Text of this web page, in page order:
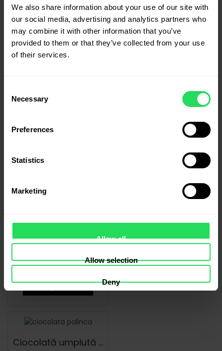
We also share information about your use of our site with
our social media, advertising and analytics partners who
may combine it with other information that you’ve
provided to them or that they’ve collected from your use
of their services.
Selection
Necessary
Preferences
Statistics
Marketing
Allow all
Allow selection
Deny
Adaugă În Coș
Adaugă În Coș
Adaugă În Coș
Semințe decorticate de cânepă 1000 g
Adaugă În Coș
Loțiune cu ulei de cânepă 200 ml
Adaugă În Coș
Ciocolată umplută cu Semințe de cânepă și Țuică de Prune 90 g